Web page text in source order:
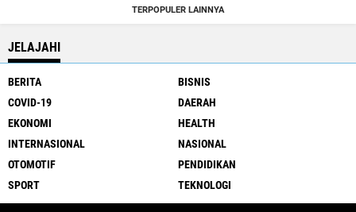
TERPOPULER LAINNYA
JELAJAHI
BERITA
BISNIS
COVID-19
DAERAH
EKONOMI
HEALTH
INTERNASIONAL
NASIONAL
OTOMOTIF
PENDIDIKAN
SPORT
TEKNOLOGI